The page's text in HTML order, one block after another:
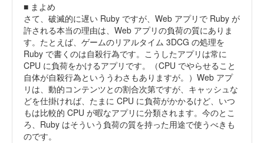
■ まよめ
さて、破滅的に遅い Ruby ですが、Web アプリで Ruby が
許される本当の理由は、Web アプリの負荷の質にありま
す。たとえば、ゲームのリアルタイム 3DCG の処理を
Ruby で書くのは自殺行為です。こうしたアプリは常に
CPU に負荷をかけるアプリです。（CPU でやらせること
自体が自殺行為といううわさもありますが。）Web アプ
リは、動的コンテンツとの割合次第ですが、キャッシュな
どを仕掛ければ、たまに CPU に負荷がかかるけど、いつ
もは比較的 CPU が暇なアプリに分類されます。今のとこ
ろ、Ruby はそういう負荷の質を持った用途で使うべきも
のです。